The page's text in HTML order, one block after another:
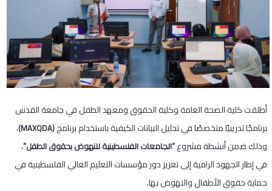
أطلقت كلية الصحة العامة وكلية الحقوق ومعهد الطفل في جامعة القدس
برنامجًا تدريبيًا متخصصًا في تحليل البيانات الكيفية باستخدام برنامج(MAXQDA)
،
وذلك ضمن أنشطة مشروع“الجامعات الفلسطينية للنهوض بحقوق الطفل”،
في إطار الجهود الرامية إلى تعزيز دور مؤسسات التعليم العالي الفلسطينية في
حماية حقوق الأطفال والنهوض بها.